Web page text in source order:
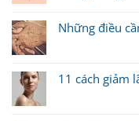
Những điều
11 cách giảm